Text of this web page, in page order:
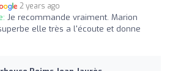
2 years ago
Je recommande vraiment. Marion
elle très a l'écoute et donne